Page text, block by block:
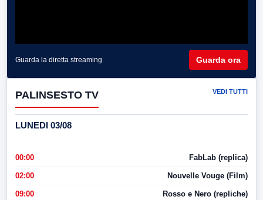
Guarda la diretta streaming Guarda ora
PALINSESTO TV VEDI TUTTI
LUNEDI 03/08
00:00 FabLab (replica)
02:00 Nouvelle Vouge (Film)
09:00 Rosso e Nero (repliche)